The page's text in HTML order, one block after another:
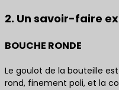
2. Un savoir-faire
BOUCHE RONDE
Le goulot de la bouteille
rond, finement poli, et la